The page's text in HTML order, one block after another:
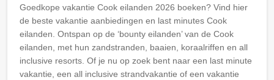
Goedkope vakantie Cook eilanden 2026 boeken? Vind hier
de beste vakantie aanbiedingen en last minutes Cook
eilanden. Ontspan op de ‘bounty eilanden’ van de Cook
eilanden, met hun zandstranden, baaien, koraalriffen en all
inclusive resorts. Of je nu op zoek bent naar een last minute
vakantie, een all inclusive strandvakantie of een vakantie